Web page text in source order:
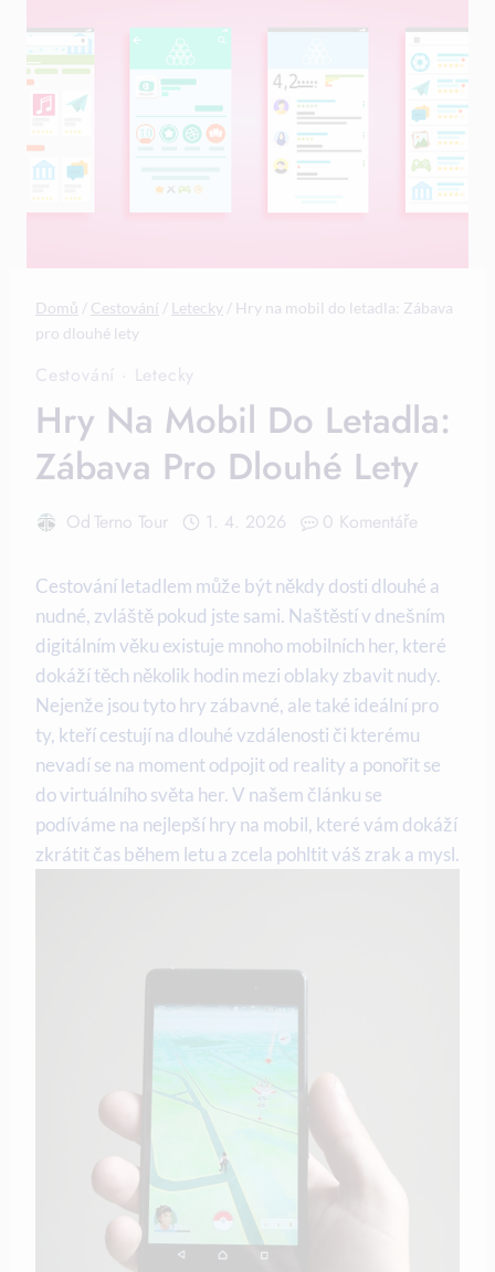
Domů / Cestování / Letecky / Hry na mobil do letadla: Zábava
pro dlouhé lety
Cestování · Letecky
Hry Na Mobil Do Letadla:
Zábava Pro Dlouhé Lety
OdTerno Tour 1. 4. 2026 0 Komentáře
Cestování letadlem může být někdy dosti dlouhé a
nudné, zvláště pokud jste sami. Naštěstí v dnešním
digitálním věku existuje mnoho mobilních her, které
dokáží těch několik hodin mezi oblaky zbavit nudy.
Nejenže jsou tyto hry zábavné, ale také ideální pro
ty, kteří cestují na dlouhé vzdálenosti či kterému
nevadí se na moment odpojit od reality a ponořit se
do virtuálního světa her. V našem článku se
podíváme na nejlepší hry na mobil, které vám dokáží
zkrátit čas během letu a zcela pohltit váš zrak a mysl.